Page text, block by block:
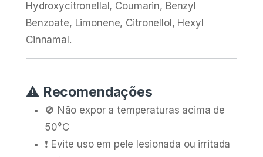
Hydroxycitronellal, Coumarin, Benzyl
Benzoate, Limonene, Citronellol, Hexyl
Cinnamal.
⚠️ Recomendações
🚫 Não expor a temperaturas acima de
50°C
❗ Evite uso em pele lesionada ou irritada